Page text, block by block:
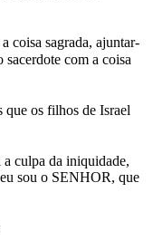
coisa sagrada, ajuntar-
sacerdote com a coisa
que os filhos de Israel
culpa da iniquidade,
sou o SENHOR, que